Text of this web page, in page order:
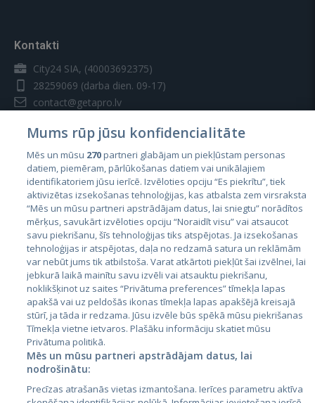
Kontakti
City24 SIA, (40003692375)
28259069 (darba dien. 09-17)
contact@getapro.lv
Valstis
Igaunija
Latvija
Lietuva
City24.lv
City24.ee
CVbankas.lt
Kainos.lt
Mums rūp jūsu konfidencialitāte
Mēs un mūsu 270partneri glabājam un piekļūstam personas
datiem, piemēram, pārlūkošanas datiem vai unikālajiem
identifikatoriem jūsu ierīcē. Izvēloties opciju “Es piekrītu”, tiek
aktivizētas izsekošanas tehnoloģijas, kas atbalsta zem virsraksta
“Mēs un mūsu partneri apstrādājam datus, lai sniegtu” norādītos
mērķus, savukārt izvēloties opciju “Noraidīt visu” vai atsaucot
savu piekrišanu, šīs tehnoloģijas tiks atspējotas. Ja izsekošanas
tehnoloģijas ir atspējotas, daļa no redzamā satura un reklāmām
var nebūt jums tik atbilstoša. Varat atkārtoti piekļūt šai izvēlnei, lai
jebkurā laikā mainītu savu izvēli vai atsauktu piekrišanu,
noklikšķinot uz saites “Privātuma preferences” tīmekļa lapas
apakšā vai uz peldošās ikonas tīmekļa lapas apakšējā kreisajā
stūrī, ja tāda ir redzama. Jūsu izvēle būs spēkā mūsu piekrišanas
Tīmekļa vietne ietvaros. Plašāku informāciju skatiet mūsu
Privātuma politikā.
Mēs un mūsu partneri apstrādājam datus, lai
nodrošinātu:
Precīzas atrašanās vietas izmantošana. Ierīces parametru aktīva